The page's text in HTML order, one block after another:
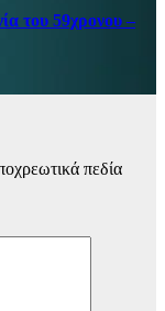
του 59χρονου –
πεδία